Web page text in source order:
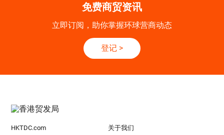
免费商贸资讯
立即订阅，助你掌握环球营商动态
登记 >
HKTDC.com 关于我们